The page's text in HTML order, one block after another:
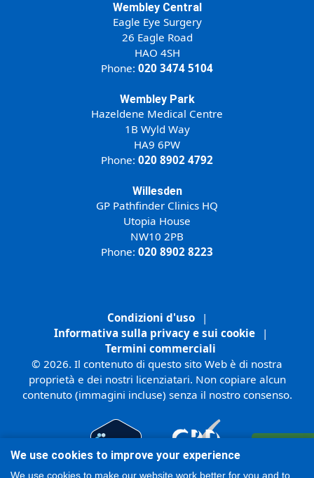
Wembley Central
Eagle Eye Surgery
26 Eagle Road
HAO 4SH
Phone: 020 3474 5104
Wembley Park
Hazeldene Medical Centre
1B Wyld Way
HA9 6PW
Phone: 020 8902 4792
Willesden
GP Pathfinder Clinics HQ
Utopia House
NW10 2PB
Phone: 020 8902 8223
Condizioni d'uso
|
Informativa sulla privacy e sui cookie
|
Termini commerciali
© 2026. Il contenuto di questo sito Web è di nostra
proprietà e dei nostri licenziatari. Non copiare alcun
contenuto (immagini incluse) senza il nostro consenso.
We use cookies to improve your experience
We use cookies to make our website work better for you and to